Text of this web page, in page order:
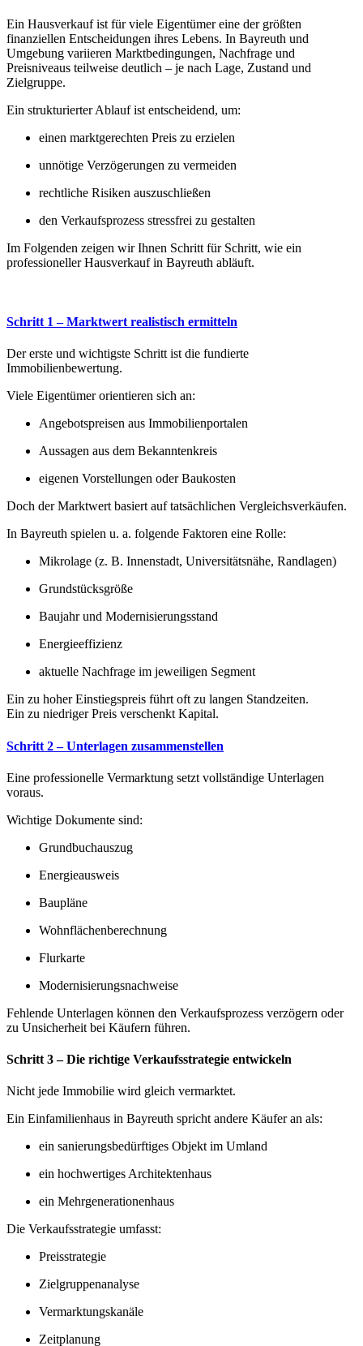
Ein Hausverkauf ist für viele Eigentümer eine der größten
finanziellen Entscheidungen ihres Lebens. In Bayreuth und
Umgebung variieren Marktbedingungen, Nachfrage und
Preisniveaus teilweise deutlich – je nach Lage, Zustand und
Zielgruppe.
Ein strukturierter Ablauf ist entscheidend, um:
einen marktgerechten Preis zu erzielen
unnötige Verzögerungen zu vermeiden
rechtliche Risiken auszuschließen
den Verkaufsprozess stressfrei zu gestalten
Im Folgenden zeigen wir Ihnen Schritt für Schritt, wie ein
professioneller Hausverkauf in Bayreuth abläuft.
Schritt 1 – Marktwert realistisch ermitteln
Der erste und wichtigste Schritt ist die fundierte
Immobilienbewertung.
Viele Eigentümer orientieren sich an:
Angebotspreisen aus Immobilienportalen
Aussagen aus dem Bekanntenkreis
eigenen Vorstellungen oder Baukosten
Doch der Marktwert basiert auf tatsächlichen Vergleichsverkäufen.
In Bayreuth spielen u. a. folgende Faktoren eine Rolle:
Mikrolage (z. B. Innenstadt, Universitätsnähe, Randlagen)
Grundstücksgröße
Baujahr und Modernisierungsstand
Energieeffizienz
aktuelle Nachfrage im jeweiligen Segment
Ein zu hoher Einstiegspreis führt oft zu langen Standzeiten.
Ein zu niedriger Preis verschenkt Kapital.
Schritt 2 – Unterlagen zusammenstellen
Eine professionelle Vermarktung setzt vollständige Unterlagen
voraus.
Wichtige Dokumente sind:
Grundbuchauszug
Energieausweis
Baupläne
Wohnflächenberechnung
Flurkarte
Modernisierungsnachweise
Fehlende Unterlagen können den Verkaufsprozess verzögern oder
zu Unsicherheit bei Käufern führen.
Schritt 3 – Die richtige Verkaufsstrategie entwickeln
Nicht jede Immobilie wird gleich vermarktet.
Ein Einfamilienhaus in Bayreuth spricht andere Käufer an als:
ein sanierungsbedürftiges Objekt im Umland
ein hochwertiges Architektenhaus
ein Mehrgenerationenhaus
Die Verkaufsstrategie umfasst:
Preisstrategie
Zielgruppenanalyse
Vermarktungskanäle
Zeitplanung